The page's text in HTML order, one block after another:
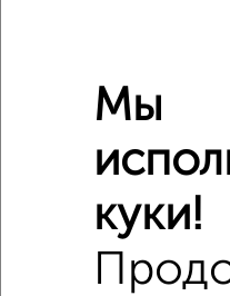
Мы
куки!